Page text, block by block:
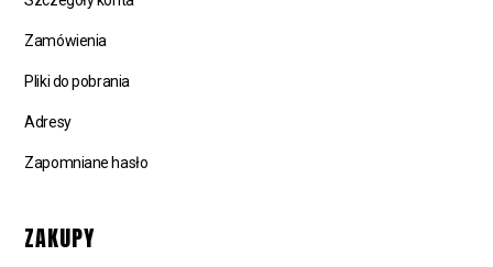
Zamówienia
Pliki do pobrania
Adresy
Zapomniane hasło
ZAKUPY